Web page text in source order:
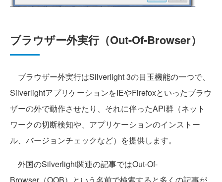
ブラウザー外実行（Out-Of-Browser）
ブラウザー外実行はSilverlight 3の目玉機能の一つで、
SilverlightアプリケーションをIEやFirefoxといったブラウ
ザーの外で動作させたり、それに伴ったAPI群（ネット
ワークの切断検知や、アプリケーションのインストー
ル、バージョンチェックなど）を提供します。
外国のSilverlight関連の記事ではOut-Of-